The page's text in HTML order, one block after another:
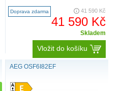
s mrazničkou 7000 GreenZone+ je
vybavena speciáln..
Doprava zdarma 41 590 Kč
41 590 Kč
Skladem
Vložit do košíku
AEG OSF6I82EF